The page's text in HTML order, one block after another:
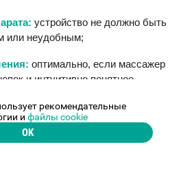
устройство не должно быть
или неудобным;
оптимально, если массажер
и интуитивно понятное
, такие как Bluetooth для
(например, у модели
рекомендательные
и файлы cookie
OK